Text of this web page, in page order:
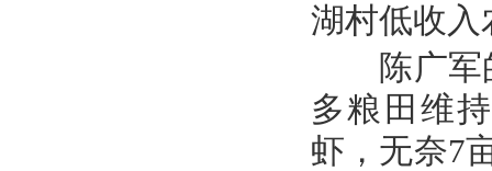
湖村低收入
陈广军的
多粮田维
虾，无奈7